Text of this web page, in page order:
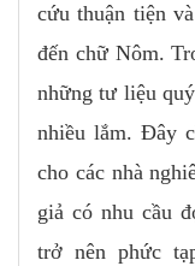
cứu thuận tiện
đến chữ Nôm.
những tư liệu
nhiều lắm. Đây
cho các nhà
giả có nhu cầu
trở nên phức